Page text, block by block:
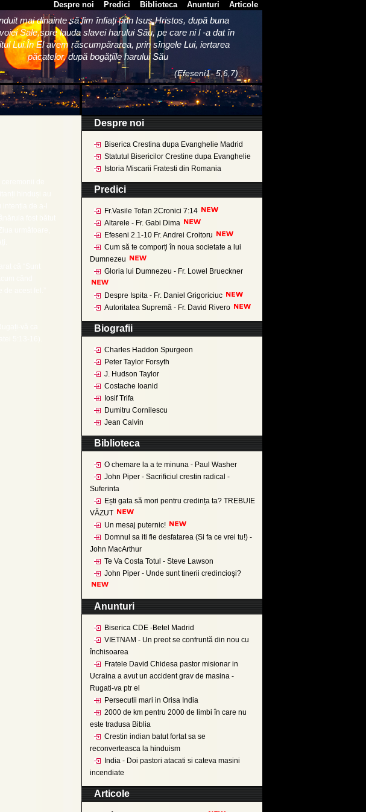
Articole
Anunturi
Biblioteca
Predici
Despre noi
mai dinainte să fim înfiaţi prin Isus Hristos, după buna
Sale,spre lauda slavei harului Său, pe care ni l -a dat în
Lui.În El avem răscumpărarea, prin sîngele Lui, iertarea
păcatelor, după bogăţiile harului Său
(Efeseni1- 5,6,7)
Despre noi
Biserica Crestina dupa Evanghelie Madrid
Statutul Bisericilor Crestine dupa Evanghelie
Istoria Miscarii Fratesti din Romania
Predici
Fr.Vasile Tofan 2Cronici 7:14
Altarele - Fr. Gabi Dima
Efeseni 2.1-10 Fr. Andrei Croitoru
Cum să te comporți în noua societate a lui
Dumnezeu
Gloria lui Dumnezeu - Fr. Lowel Brueckner
Despre Ispita - Fr. Daniel Grigoriciuc
Autoritatea Supremă - Fr. David Rivero
Biografii
Charles Haddon Spurgeon
Peter Taylor Forsyth
J. Hudson Taylor
Costache Ioanid
Iosif Trifa
Dumitru Cornilescu
Jean Calvin
Biblioteca
O chemare la a te minuna - Paul Washer
John Piper - Sacrificiul crestin radical -
Suferinta
Ești gata să mori pentru credința ta? TREBUIE
VĂZUT
Un mesaj puternic!
Domnul sa iti fie desfatarea (Si fa ce vrei tu!) -
John MacArthur
Te Va Costa Totul - Steve Lawson
John Piper - Unde sunt tinerii credincioşi?
Anunturi
Biserica CDE -Betel Madrid
VIETNAM - Un preot se confruntă din nou cu
închisoarea
Fratele David Chidesa pastor misionar in
Ucraina a avut un accident grav de masina -
Rugati-va ptr el
Persecutii mari in Orisa India
2000 de km pentru 2000 de limbi în care nu
este tradusa Biblia
Crestin indian batut fortat sa se
reconverteasca la hinduism
India - Doi pastori atacati si cateva masini
incendiate
Articole